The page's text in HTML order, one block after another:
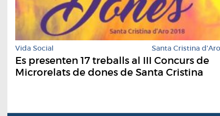
Vida Social Santa Cristina d'Aro
Es presenten 17 treballs al III Concurs de
Microrelats de dones de Santa Cristina